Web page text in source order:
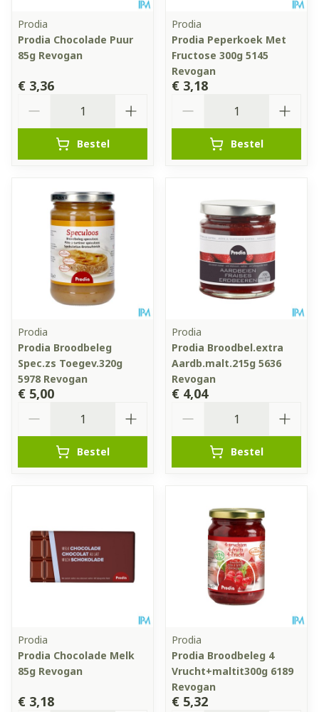
Prodia
Prodia Chocolade Puur
85g Revogan
€ 3,36
Bestel
Prodia
Prodia Peperkoek Met
Fructose 300g 5145
Revogan
€ 3,18
Bestel
Prodia
Prodia Broodbeleg
Spec.zs Toegev.320g
5978 Revogan
€ 5,00
Bestel
Prodia
Prodia Broodbel.extra
Aardb.malt.215g 5636
Revogan
€ 4,04
Bestel
Prodia
Prodia Chocolade Melk
85g Revogan
€ 3,18
Prodia
Prodia Broodbeleg 4
Vrucht+maltit300g 6189
Revogan
€ 5,32